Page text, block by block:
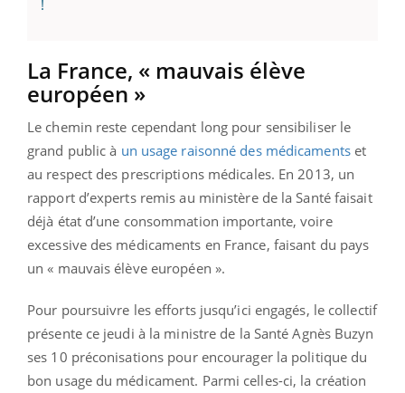
!
La France, « mauvais élève
européen »
Le chemin reste cependant long pour sensibiliser le
grand public à un usage raisonné des médicamentset
au respect des prescriptions médicales. En 2013, un
rapport d’experts remis au ministère de la Santé faisait
déjà état d’une consommation importante, voire
excessive des médicaments en France, faisant du pays
un « mauvais élève européen ».
Pour poursuivre les efforts jusqu’ici engagés, le collectif
présente ce jeudi à la ministre de la Santé Agnès Buzyn
ses 10 préconisations pour encourager la politique du
bon usage du médicament. Parmi celles-ci, la création